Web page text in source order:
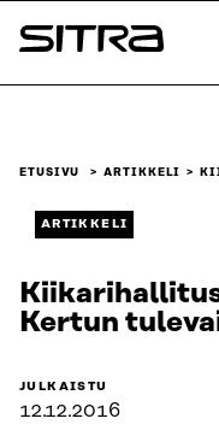
Siirry
suoraan
Sitra
ETUSIVU ARTIKKELI
ARTIKKELI
Kertun
JULKAISTU
12.12.2016